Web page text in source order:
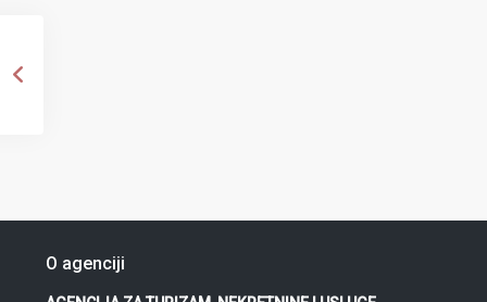
O agenciji